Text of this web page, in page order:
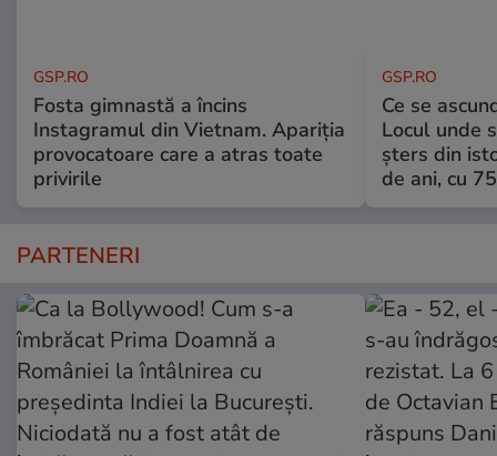
GSP.RO
Fosta gimnastă a încins
Instagramul din Vietnam. Apariția
provocatoare care a atras toate
privirile
GSP.RO
Ce se
Locul unde
șters din
de ani, cu
PARTENERI